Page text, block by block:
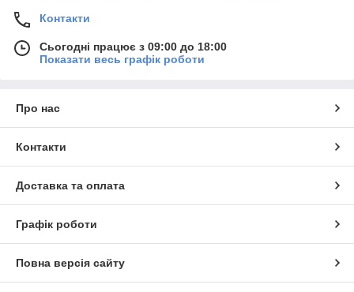
Контакти
Сьогодні працює з 09:00 до 18:00
Показати весь графік роботи
Про нас
Контакти
Доставка та оплата
Графік роботи
Повна версія сайту